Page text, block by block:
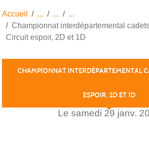
Accueil
Championnat interdépartemental
Circuit espoir, 2D et 1D
CHAMPIONNAT INTERDÉPARTEMENTAL
ESPOIR, 2D ET 1D
Le samedi 29 janv.